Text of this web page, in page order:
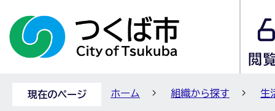
現在のページ ホーム 組織から探す 生